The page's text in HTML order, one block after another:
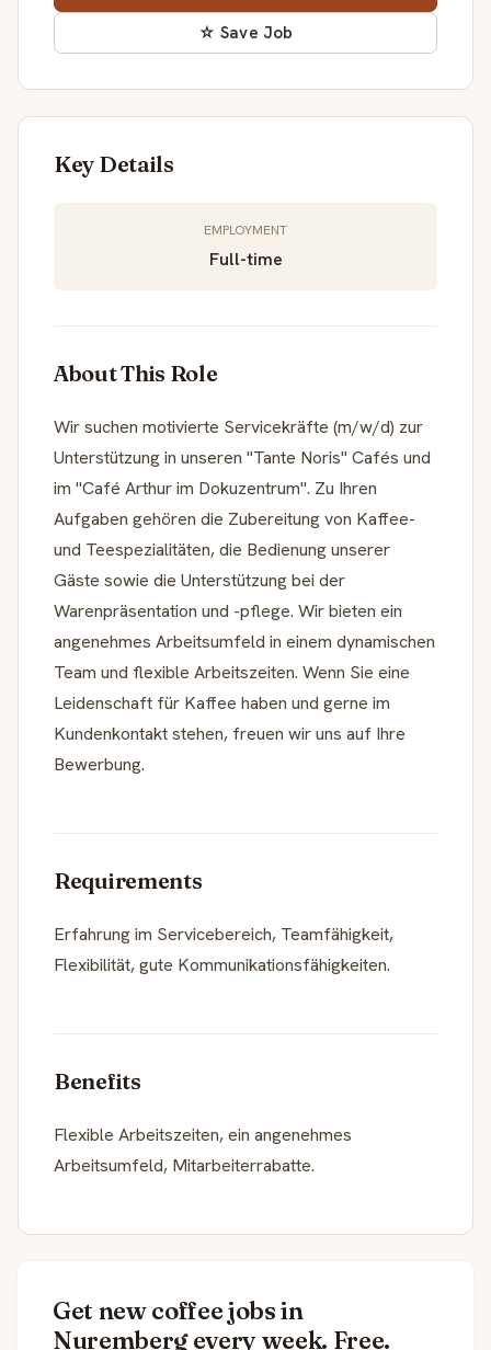
☆ Save Job
Key Details
EMPLOYMENT
Full-time
About This Role
Wir suchen motivierte Servicekräfte (m/w/d) zur
Unterstützung in unseren "Tante Noris" Cafés und
im "Café Arthur im Dokuzentrum". Zu Ihren
Aufgaben gehören die Zubereitung von Kaffee-
und Teespezialitäten, die Bedienung unserer
Gäste sowie die Unterstützung bei der
Warenpräsentation und -pflege. Wir bieten ein
angenehmes Arbeitsumfeld in einem dynamischen
Team und flexible Arbeitszeiten. Wenn Sie eine
Leidenschaft für Kaffee haben und gerne im
Kundenkontakt stehen, freuen wir uns auf Ihre
Bewerbung.
Requirements
Erfahrung im Servicebereich, Teamfähigkeit,
Flexibilität, gute Kommunikationsfähigkeiten.
Benefits
Flexible Arbeitszeiten, ein angenehmes
Arbeitsumfeld, Mitarbeiterrabatte.
Get new coffee jobs in
Nuremberg every week. Free.